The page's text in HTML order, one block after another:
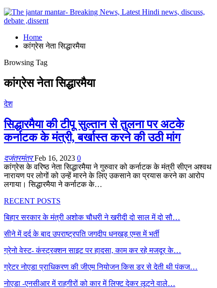
Home
कांग्रेस नेता सिद्धारमैया
Browsing Tag
कांग्रेस नेता सिद्धारमैया
देश
सिद्धारमैया की टीपू सुल्तान से तुलना पर अटके
कर्नाटक के मंत्री, बर्खास्त करने की उठी मांग
दजंतरमंतरFeb 16, 2023 0
कांग्रेस के वरिष्ठ नेता सिद्धारमैया ने गुरुवार को कर्नाटक के मंत्री सीएन अश्वथ
नारायण पर लोगों को उन्हें मारने के लिए उकसाने का प्रयास करने का आरोप
लगाया। सिद्धारमैया ने कर्नाटक के…
RECENT POSTS
बिहार सरकार के मंत्री अशोक चौधरी ने खरीदी दो साल में दो सौ…
सीने में दर्द के बाद उपराष्ट्रपति जगदीप धनखड़ एम्स में भर्ती
ग्रेनो वेस्ट- कंस्ट्रक्शन साइट पर हादसा, काम कर रहे मजदूर के…
ग्रेटर नोएडा प्राधिकरण की जीएम नियोजन किस डर से देती थी पंकज…
नोएडा -एनसीआर में राहगीरों को कार में लिफ्ट देकर लूटने वाले…